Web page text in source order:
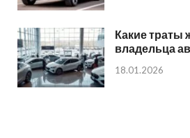
Какие траты
владельца
18.01.2026